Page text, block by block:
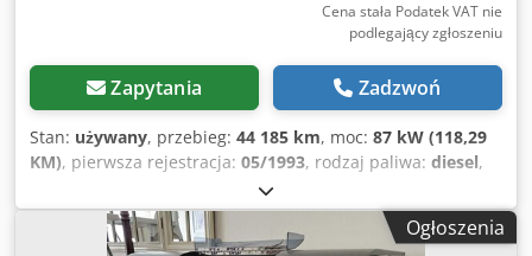
Cena stała Podatek VAT nie
podlegający zgłoszeniu
Zapytania Zadzwoń
Stan: używany, przebieg: 44 185 km, moc: 87 kW (118,29
KM), pierwsza rejestracja: 05/1993, rodzaj paliwa: diesel,
, maksymalna waga ładunku:
kg, masa całkowita:6 900 kg, rozmiar opony:8R17,5,
konfiguracja osi: 4x2, rozstaw osi:3 000 mm
, kolor:
Ogłoszenia